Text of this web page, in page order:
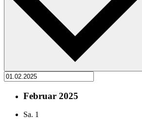
Februar 2025
Sa. 1